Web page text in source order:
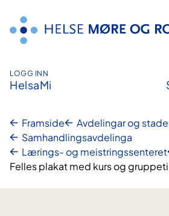
innhald
LOGG INN
HelsaMi
Framside Avdelingar og
Samhandlingsavdelinga
Lærings- og meistringssenteret
Felles plakat med kurs og